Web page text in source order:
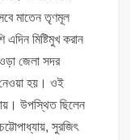
মাতেন তৃণমূল
এদিন মিষ্টিমুখ করান
জেলা সদর
নেওয়া হয়। ওই
উপস্থিত ছিলেন
সুরজিৎ